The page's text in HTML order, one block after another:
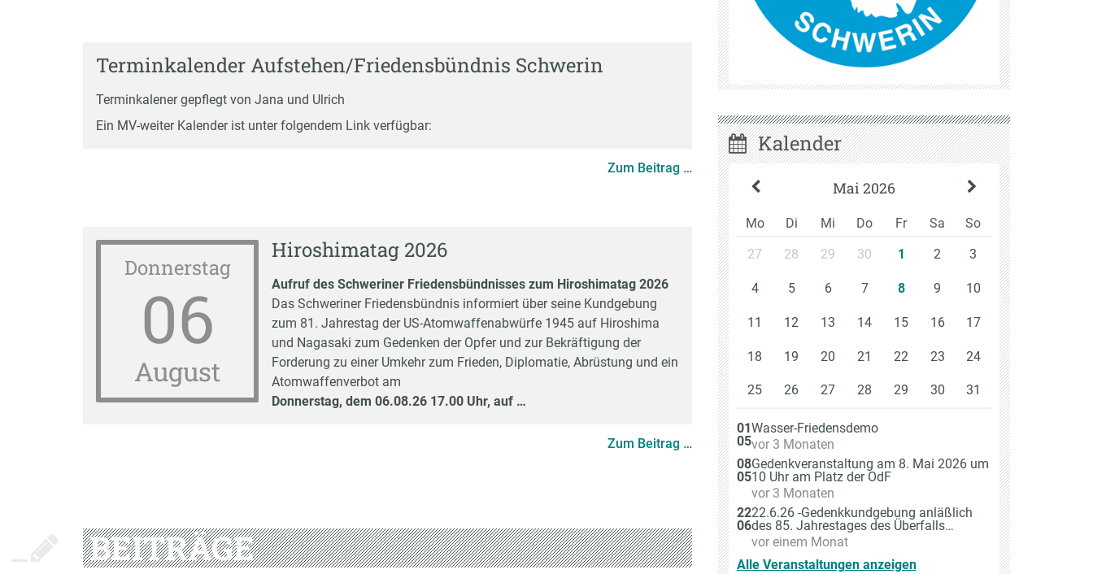
Terminkalender Aufstehen/Friedensbündnis Schwerin
Terminkalener gepflegt von Jana und Ulrich
Ein MV-weiter Kalender ist unter folgendem Link verfügbar:
Zum Beitrag …
Donnerstag
06
August
Hiroshimatag 2026
Aufruf des Schweriner Friedensbündnisses zum Hiroshimatag 2026
Das Schweriner Friedensbündnis informiert über seine Kundgebung
zum 81. Jahrestag der US-Atomwaffenabwürfe 1945 auf Hiroshima
und Nagasaki zum Gedenken der Opfer und zur Bekräftigung der
Forderung zu einer Umkehr zum Frieden, Diplomatie, Abrüstung und ein
Atomwaffenverbot am
Donnerstag, dem 06.08.26 17.00 Uhr, auf …
Zum Beitrag …
BEITRÄGE
Kalender
Mai 2026
Mo Di Mi Do Fr Sa
So
27
28 29 30 1 2 3
4 5 6 7 8 9 10
11 12 13 14 15 16 17
18 19 20 21 22 23 24
25 26 27 28 29 30 31
Am
01
05
Wasser-Friedensdemo
vor 3 Monaten
Am
08
05
Gedenkveranstaltung am 8. Mai 2026 um
10 Uhr am Platz der OdF
vor 3 Monaten
Am
22
06
22.6.26 -Gedenkkundgebung anläßlich
des 85. Jahrestages des Überfalls
Hitlerdeutschlands auf die Sowjetunion
vor einem Monat
Alle Veranstaltungen anzeigen